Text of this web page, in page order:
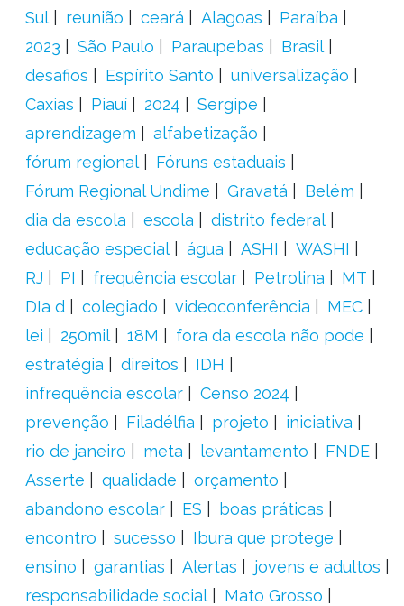
Sul
reunião ceará Alagoas
Paraíba
2023
São Paulo Paraupebas
Brasil
desafios
Espírito Santo
universalização
Caxias
Piauí 2024
Sergipe
aprendizagem
alfabetização
fórum regional
Fóruns estaduais
Fórum Regional Undime
Gravatá
Belém
dia da escola
escola
distrito federal
educação especial
água ASHI
WASHI
RJ
PI frequência escolar Petrolina
MT
DIa d
colegiado videoconferência
MEC
lei
250mil 18M
fora da escola não pode
estratégia
direitos
IDH
infrequência escolar
Censo 2024
prevenção
Filadélfia projeto
iniciativa
rio de janeiro
meta levantamento
FNDE
Asserte
qualidade
orçamento
abandono escolar
ES
boas práticas
encontro
sucesso
Ibura que protege
ensino
garantias Alertas
jovens e adultos
responsabilidade social
Mato Grosso